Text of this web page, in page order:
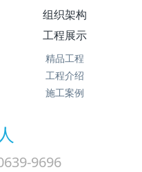
组织架构
工程展示
精品工程
工程介绍
施工案例
9696